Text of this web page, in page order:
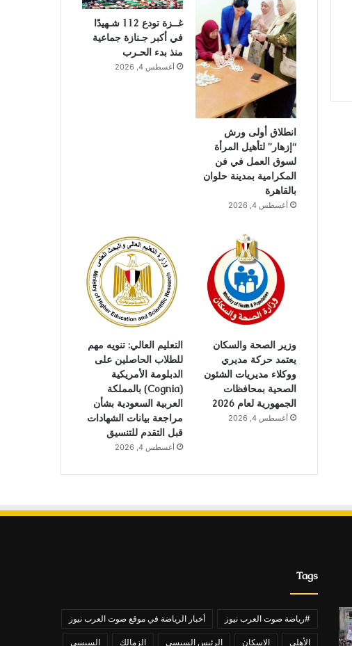
انطلاق أولى ورش
“إزهار” لتأهيل المرأة
لسوق العمل في فن
المكرامية بمدينة حلوان
بالقاهرة
أغسطس 4, 2026
غــزة تودع 112 شـهيدًا
في أكبر جـنازة جماعية
منذ بدء الحـرب
أغسطس 4, 2026
وزير الصحة والسكان
يعتمد حركة مديري
ووكلاء مديريات الشئون
الصحية بمحافظات
الجمهورية لعام 2026
أغسطس 4, 2026
التعليم العالي: تنويه مهم
للطلاب الحاصلين على
الدبلومة الأمريكية
(Cognia) بالمملكة
العربية السعودية بشأن
مراجعة بيانات الشهادات
قبل التقدم للتنسيق
أغسطس 4, 2026
Tags
#رياضة صوت العرب نيوز أخبار الرياضة في موقع صوت العرب نيوز
الأهلي الاسكان الرئيس السيسي الزمالك السيسي